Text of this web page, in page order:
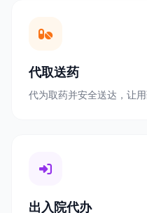
代取送药
代为取药并安全送达，让
出入院代办